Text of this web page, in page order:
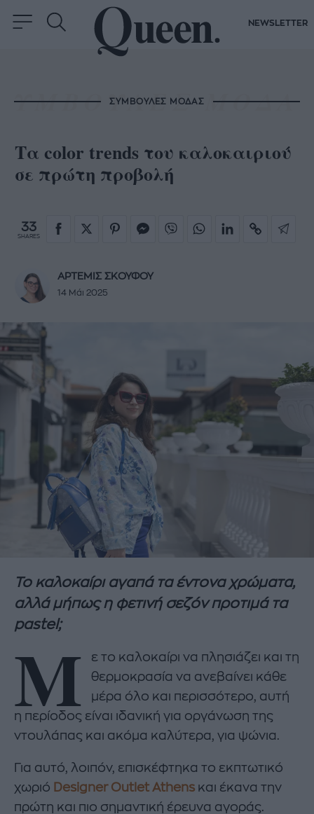
NEWSLETTER
ΣΥΜΒΟΥΛΕΣ ΜΟΔΑΣ
Τα color trends του καλοκαιριού
σε πρώτη προβολή
33
SHARES
ΑΡΤΕΜΙΣ ΣΚΟΥΦΟΥ
14 Μάι 2025
Το καλοκαίρι αγαπά τα έντονα χρώματα,
αλλά μήπως η φετινή σεζόν προτιμά τα
pastel;
Μ
ε το καλοκαίρι να πλησιάζει και τη
θερμοκρασία να ανεβαίνει κάθε
μέρα όλο και περισσότερο, αυτή
η περίοδος είναι ιδανική για οργάνωση της
ντουλάπας και ακόμα καλύτερα, για ψώνια.
Για αυτό, λοιπόν, επισκέφτηκα το εκπτωτικό
χωριό Designer Outlet Athens και έκανα την
πρώτη και πιο σημαντική έρευνα αγοράς.